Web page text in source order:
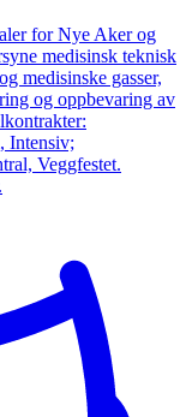
for Nye Aker og
medisinsk teknisk
medisinske gasser,
og oppbevaring av
Intensiv;
Veggfestet.